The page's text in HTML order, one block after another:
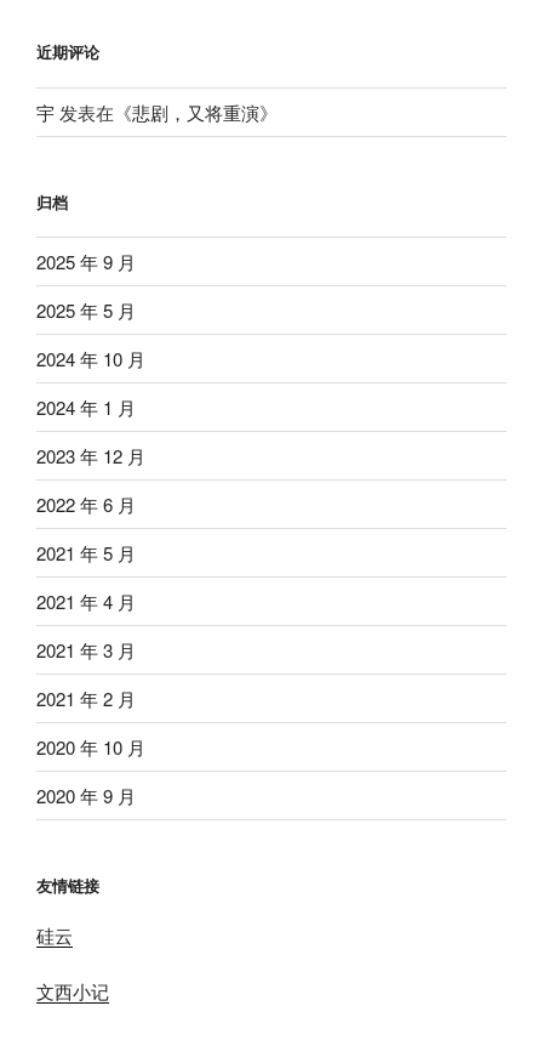
近期评论
宇 发表在《悲剧，又将重演》
归档
2025 年 9 月
2025 年 5 月
2024 年 10 月
2024 年 1 月
2023 年 12 月
2022 年 6 月
2021 年 5 月
2021 年 4 月
2021 年 3 月
2021 年 2 月
2020 年 10 月
2020 年 9 月
友情链接
硅云
文西小记